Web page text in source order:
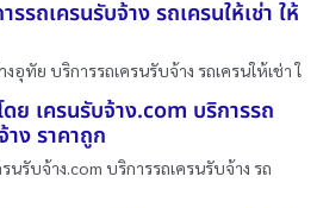
รถเครนรับจ้าง รถเครนให้เช่า ให้
อุทัย บริการรถเครนรับจ้าง รถเครนให้เช่า ใ
ย เครนรับจ้าง.com บริการรถ
าง ราคาถูก
นรับจ้าง.com บริการรถเครนรับจ้าง รถ